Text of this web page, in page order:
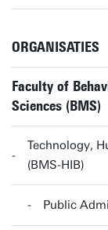
ORGANISATIES
Faculty of
Sciences (BMS)
Technology,
(BMS-HIB)
Public